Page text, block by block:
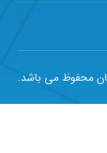
محفوظ می باشد.